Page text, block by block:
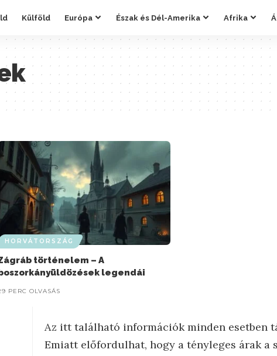
Külföld Európa Észak és Dél-Amerika Afrika
HORVÁTORSZÁG
történelem – A
legendái
PERC OLVASÁS
Az itt található információk minden esetben
Emiatt előfordulhat, hogy a tényleges árak